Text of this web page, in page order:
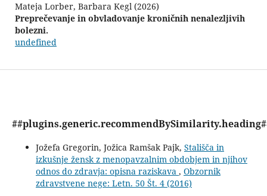
Mateja Lorber, Barbara Kegl (2026)
Preprečevanje in obvladovanje kroničnih nenalezljivih
bolezni.
undefined
Jožefa Gregorin, Jožica Ramšak Pajk, Stališča in
izkušnje žensk z menopavzalnim obdobjem in njihov
odnos do zdravja: opisna raziskava , Obzornik
zdravstvene nege: Letn. 50 Št. 4 (2016)